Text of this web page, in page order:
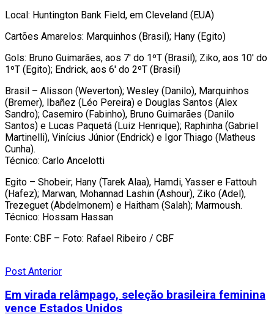
Local: Huntington Bank Field, em Cleveland (EUA)
Cartões Amarelos: Marquinhos (Brasil); Hany (Egito)
Gols: Bruno Guimarães, aos 7′ do 1ºT (Brasil); Ziko, aos 10′ do
1ºT (Egito); Endrick, aos 6′ do 2ºT (Brasil)
Brasil – Alisson (Weverton); Wesley (Danilo), Marquinhos
(Bremer), Ibañez (Léo Pereira) e Douglas Santos (Alex
Sandro); Casemiro (Fabinho), Bruno Guimarães (Danilo
Santos) e Lucas Paquetá (Luiz Henrique); Raphinha (Gabriel
Martinelli), Vinícius Júnior (Endrick) e Igor Thiago (Matheus
Cunha).
Técnico: Carlo Ancelotti
Egito – Shobeir; Hany (Tarek Alaa), Hamdi, Yasser e Fattouh
(Hafez); Marwan, Mohannad Lashin (Ashour), Ziko (Adel),
Trezeguet (Abdelmonem) e Haitham (Salah); Marmoush.
Técnico: Hossam Hassan
Fonte: CBF – Foto: Rafael Ribeiro / CBF
Post Anterior
Em virada relâmpago, seleção brasileira feminina
vence Estados Unidos